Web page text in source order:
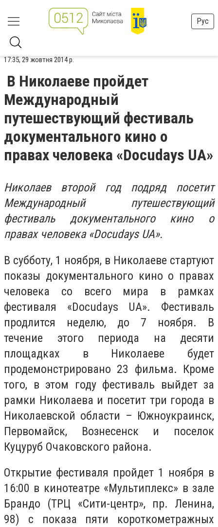
Рус
17:35, 29 жовтня 2014 р.
В Николаеве пройдет
Международный
путешествующий фестиваль
документального кино о
правах человека «Docudays UA»
Николаев второй год подряд посетит
Международный путешествующий
фестиваль документального кино о
правах человека «Docudays UA».
В субботу, 1 ноября, в Николаеве стартуют
показы документального кино о правах
человека со всего мира в рамках
фестиваля «Docudays UA». Фестиваль
продлится неделю, до 7 ноября. В
течение этого периода на десяти
площадках в Николаеве будет
продемонстрировано 23 фильма. Кроме
того, в этом году фестиваль выйдет за
рамки Николаева и посетит три города в
Николаевской области – Южноукраинск,
Первомайск, Вознесенск и поселок
Куцуруб Очаковского района.
Открытие фестиваля пройдет 1 ноября в
16:00 в кинотеатре «Мультиплекс» в зале
Брандо (ТРЦ «Сити-центр», пр. Ленина,
98) с показа пяти короткометражных